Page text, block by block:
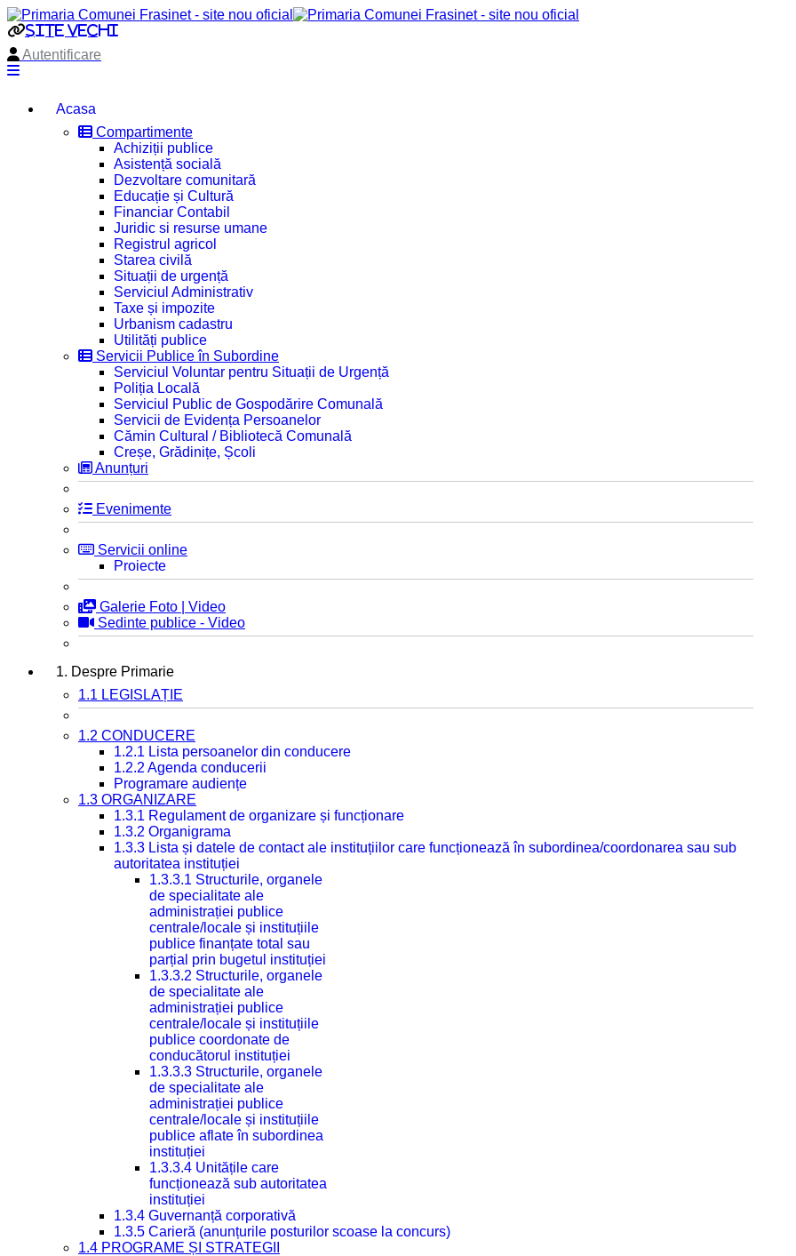
site vechi
Autentificare
Acasa
Compartimente
Achiziții publice
Asistență socială
Dezvoltare comunitară
Educație și Cultură
Financiar Contabil
Juridic si resurse umane
Registrul agricol
Starea civilă
Situații de urgență
Serviciul Administrativ
Taxe și impozite
Urbanism cadastru
Utilități publice
Servicii Publice în Subordine
Serviciul Voluntar pentru Situații de Urgență
Poliția Locală
Serviciul Public de Gospodărire Comunală
Servicii de Evidența Persoanelor
Cămin Cultural / Bibliotecă Comunală
Creșe, Grădinițe, Școli
Anunțuri
Evenimente
Servicii online
Proiecte
Galerie Foto | Video
Sedinte publice - Video
1. Despre Primarie
1.1 LEGISLAȚIE
1.2 CONDUCERE
1.2.1 Lista persoanelor din conducere
1.2.2 Agenda conducerii
Programare audiențe
1.3 ORGANIZARE
1.3.1 Regulament de organizare și funcționare
1.3.2 Organigrama
1.3.3 Lista și datele de contact ale instituțiilor care funcționează în subordinea/coordonarea sau sub
autoritatea instituției
1.3.3.1 Structurile, organele
de specialitate ale
administrației publice
centrale/locale și instituțiile
publice finanțate total sau
parțial prin bugetul instituției
1.3.3.2 Structurile, organele
de specialitate ale
administrației publice
centrale/locale și instituțiile
publice coordonate de
conducătorul instituției
1.3.3.3 Structurile, organele
de specialitate ale
administrației publice
centrale/locale și instituțiile
publice aflate în subordinea
instituției
1.3.3.4 Unitățile care
funcționează sub autoritatea
instituției
1.3.4 Guvernanță corporativă
1.3.5 Carieră (anunțurile posturilor scoase la concurs)
1.4 PROGRAME ȘI STRATEGII